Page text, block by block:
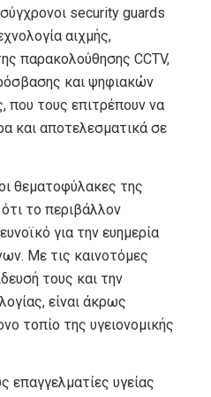
security guards
αιχμής,
παρακολούθησης CCTV,
και ψηφιακών
που τους επιτρέπουν να
και αποτελεσματικά σε
θεματοφύλακες της
το περιβάλλον
για την ευημερία
Με τις καινοτόμες
τους και την
είναι άκρως
τοπίο της υγειονομικής
επαγγελματίες υγείας